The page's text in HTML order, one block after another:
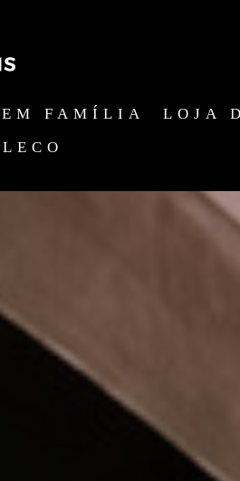
EM FAMÍLIA
LOJA